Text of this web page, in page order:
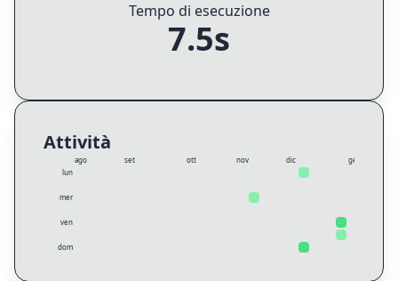
Tempo di esecuzione
7.5s
Attività
lun
mer
ven
dom
ago set ott nov dic gen